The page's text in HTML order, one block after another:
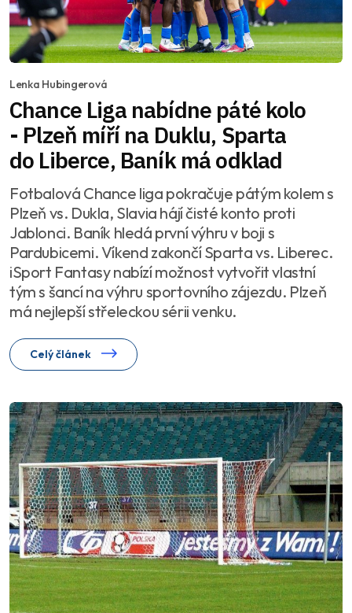
Lenka Hubingerová
Chance Liga nabídne páté kolo
- Plzeň míří na Duklu, Sparta
do Liberce, Baník má odklad
Fotbalová Chance liga pokračuje pátým kolem s
Plzeň vs. Dukla, Slavia hájí čisté konto proti
Jablonci. Baník hledá první výhru v boji s
Pardubicemi. Víkend zakončí Sparta vs. Liberec.
iSport Fantasy nabízí možnost vytvořit vlastní
tým s šancí na výhru sportovního zájezdu. Plzeň
má nejlepší střeleckou sérii venku.
Celý článek